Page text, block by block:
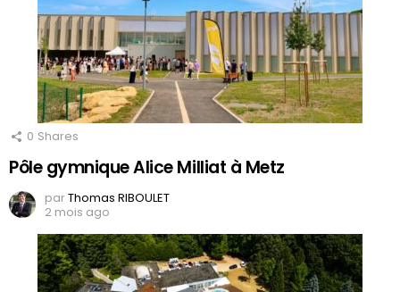
0 Shares
Pôle gymnique Alice Milliat à Metz
parThomas RIBOULET
2 mois ago